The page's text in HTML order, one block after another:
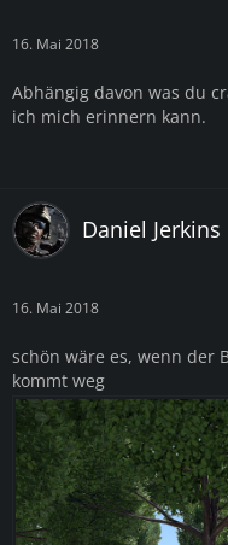
16. Mai 2018
Abhängig davon was du
ich mich erinnern kann.
Daniel Jerkins
16. Mai 2018
schön wäre es, wenn der
kommt weg